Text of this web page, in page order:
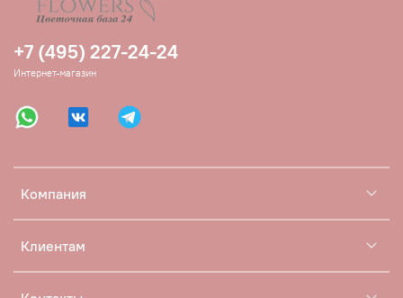
Компания
Клиентам
+7 (495) 227-24-24
Интернет-магазин